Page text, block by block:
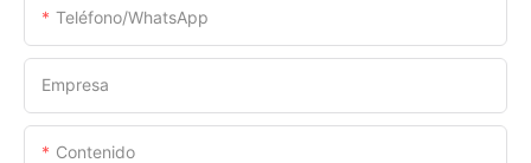
Teléfono/WhatsApp
Empresa
Contenido